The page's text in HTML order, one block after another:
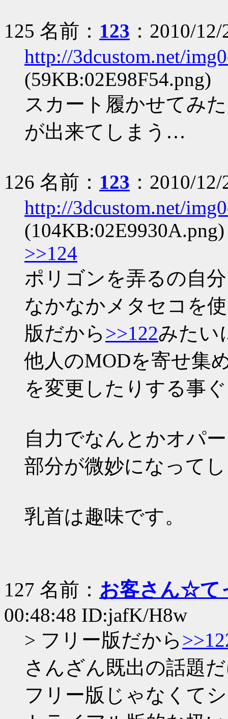
125 名前： 123 ：2010/
http://3dcustom.net/
(59KB:02E98F54.png)
スカート履かせてみ
が出来てしまう…
126 名前： 123 ：2010/
http://3dcustom.net/
(104KB:02E9930A.png)
>>124
ポリゴンを弄るの自
なかなかメタセコを
版だから >>122みたい
他人のMODを寄せ集
を変更したりする事
自力でなんとかオパ
部分が微妙になって
乳首は趣味です。
127 名前： お客さん☆て
00:48:48 ID:jafK/H8w
> フリー版だから
さんざん既出の話題
フリー版じゃなくて